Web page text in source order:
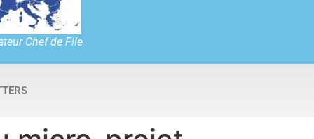
Chef de File